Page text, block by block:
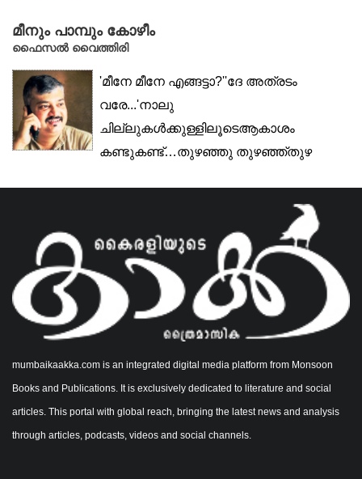
മീനും പാമ്പും കോഴീം
ഫൈസൽ വൈത്തിരി
'മീനേ മീനേ എങ്ങട്ടാ?''ദേ അത്രടം
വരേ...'നാലു
ചില്ലുകൾക്കുള്ളിലൂടെആകാശം
കണ്ടുകണ്ട്…തുഴഞ്ഞു തുഴഞ്ഞ്തുഴ
mumbaikaakka.com is an integrated digital media platform from Monsoon
Books and Publications. It is exclusively dedicated to literature and social
articles. This portal with global reach, bringing the latest news and analysis
through articles, podcasts, videos and social channels.